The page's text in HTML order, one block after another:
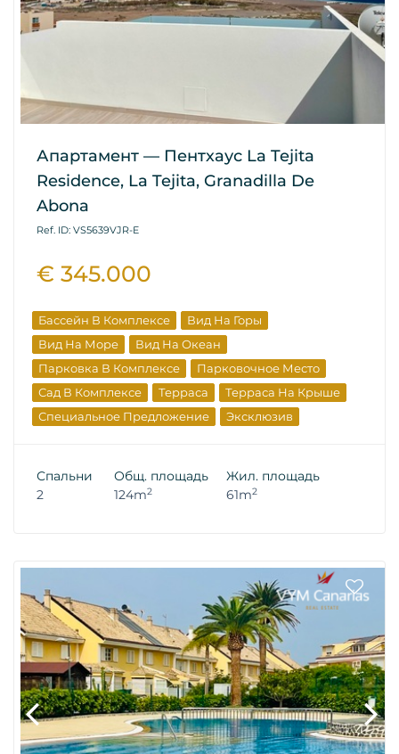
Апартамент — Пентхаус La Tejita
Residence, La Tejita, Granadilla De
Abona
Ref. ID: VS5639VJR-E
€ 345.000
Бассейн В Комплексе
Вид На Горы
Вид На Море
Вид На Океан
Парковка В Комплексе
Парковочное Место
Сад В Комплексе
Терраса
Терраса На Крыше
Специальное Предложение
Эксклюзив
Спальни
2
Общ. площадь
124m2
Жил. площадь
61m2